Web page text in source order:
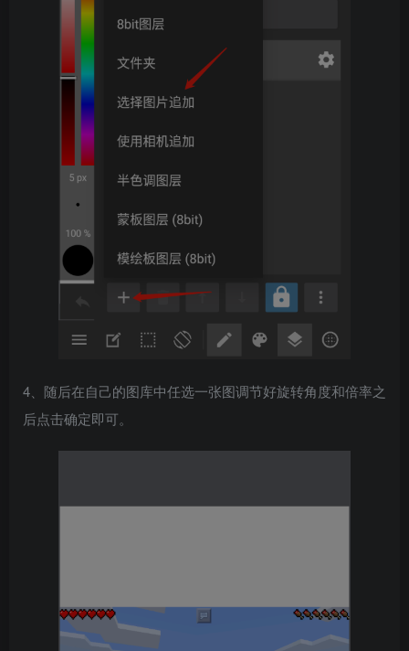
4、随后在自己的图库中任选一张图调节好旋转角度和倍率之
后点击确定即可。